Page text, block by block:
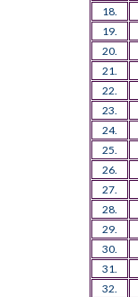
18.
19.
20.
21.
22.
23.
24.
25.
26.
27.
28.
29.
30.
31.
32.